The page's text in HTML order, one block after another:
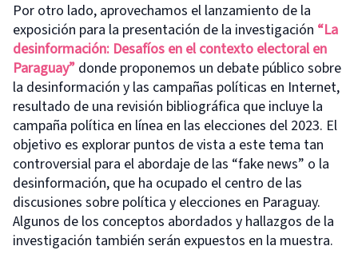
Por otro lado, aprovechamos el lanzamiento de la
exposición para la presentación de la investigación “La
desinformación: Desafíos en el contexto electoral en
Paraguay” donde proponemos un debate público sobre
la desinformación y las campañas políticas en Internet,
resultado de una revisión bibliográfica que incluye la
campaña política en línea en las elecciones del 2023. El
objetivo es explorar puntos de vista a este tema tan
controversial para el abordaje de las “fake news” o la
desinformación, que ha ocupado el centro de las
discusiones sobre política y elecciones en Paraguay.
Algunos de los conceptos abordados y hallazgos de la
investigación también serán expuestos en la muestra.